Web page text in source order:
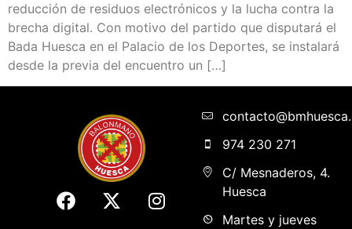
reducción de residuos electrónicos y la lucha contra la
brecha digital. Con motivo del partido que disputará el
Bada Huesca en el Palacio de los Deportes, se instalará
desde la previa del encuentro un […]
974 230 271
C/ Mesnaderos, 4.
Huesca
Martes y jueves